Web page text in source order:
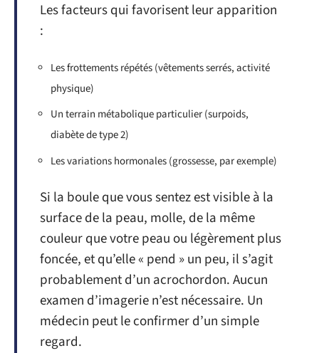
Les facteurs qui favorisent leur apparition
:
Les frottements répétés (vêtements serrés, activité
physique)
Un terrain métabolique particulier (surpoids,
diabète de type 2)
Les variations hormonales (grossesse, par exemple)
Si la boule que vous sentez est visible à la
surface de la peau, molle, de la même
couleur que votre peau ou légèrement plus
foncée, et qu’elle « pend » un peu, il s’agit
probablement d’un acrochordon. Aucun
examen d’imagerie n’est nécessaire. Un
médecin peut le confirmer d’un simple
regard.